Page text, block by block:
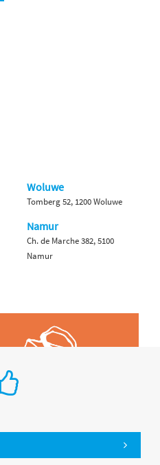
Woluwe
Tomberg 52, 1200 Woluwe
Namur
Ch. de Marche 382, 5100
Namur